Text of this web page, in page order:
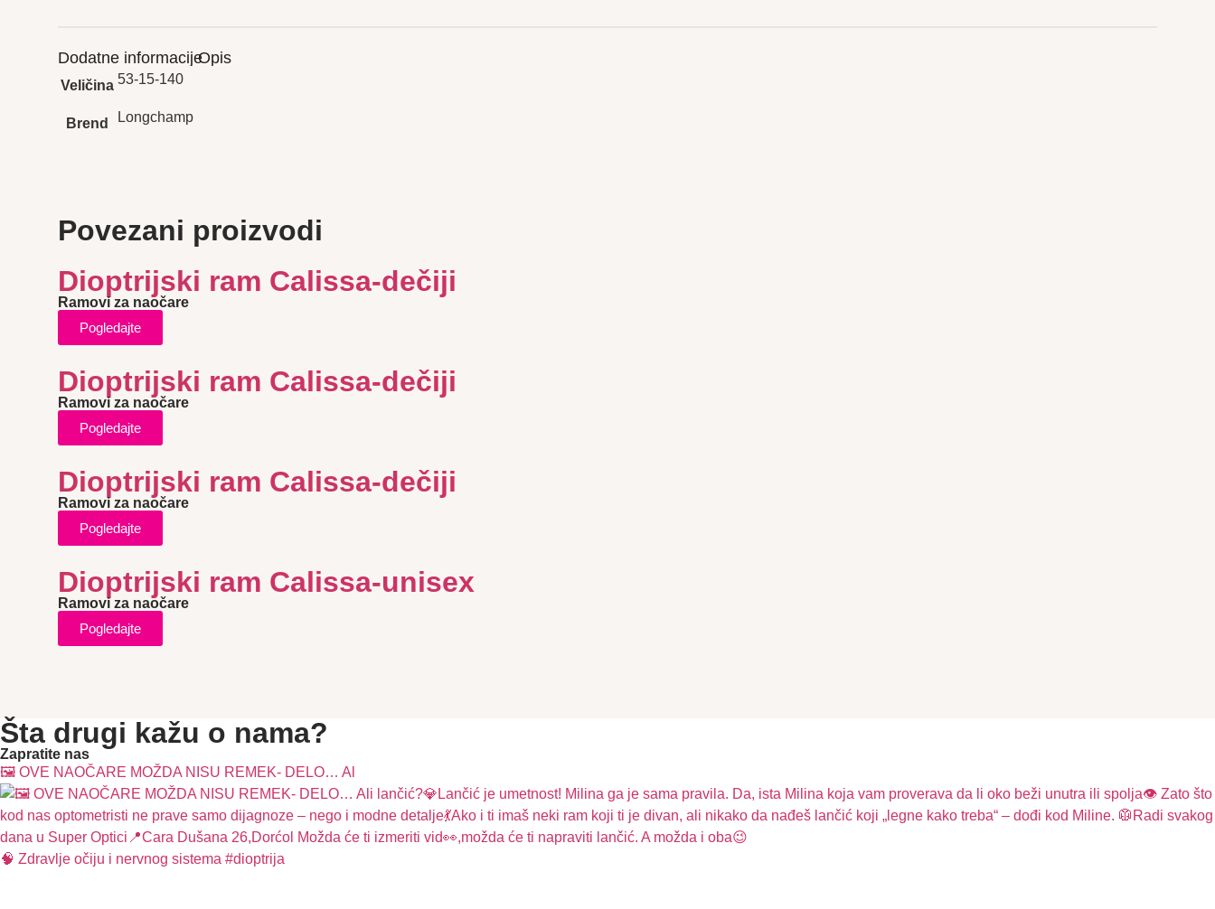
Dodatne informacijeOpis
Veličina 53-15-140
Brend Longchamp
Povezani proizvodi
Dioptrijski ram Calissa-dečiji
Ramovi za naočare
Pogledajte
Dioptrijski ram Calissa-dečiji
Ramovi za naočare
Pogledajte
Dioptrijski ram Calissa-dečiji
Ramovi za naočare
Pogledajte
Dioptrijski ram Calissa-unisex
Ramovi za naočare
Pogledajte
Šta drugi kažu o nama?
Zapratite nas
🖼️ OVE NAOČARE MOŽDA NISU REMEK- DELO… Al
🧠 Zdravlje očiju i nervnog sistema #dioptrija